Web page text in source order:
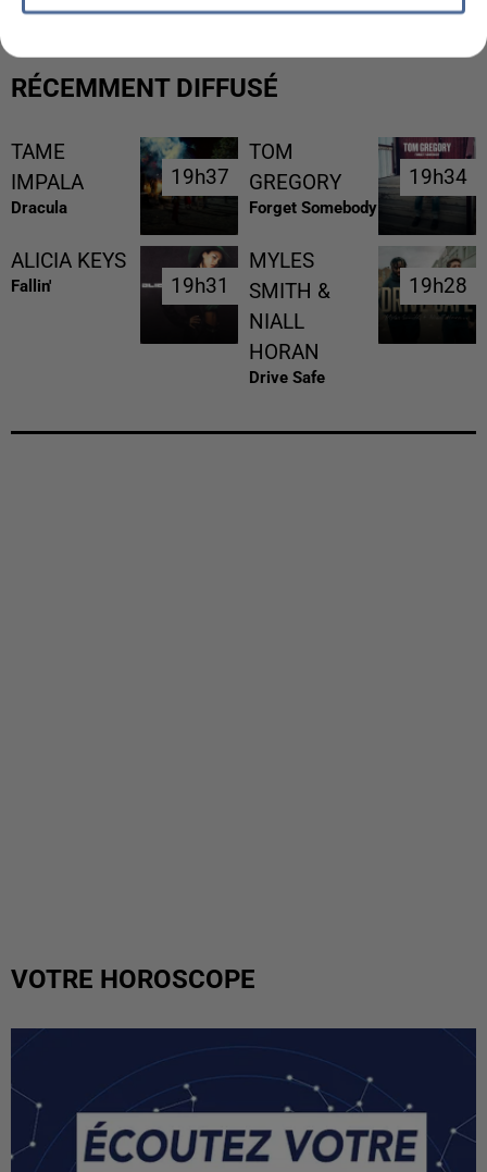
RÉCEMMENT DIFFUSÉ
TAME
IMPALA
Dracula
19h37
19h37
TOM
GREGORY
Forget Somebody
19h34
19h34
ALICIA KEYS
Fallin' 19h31
19h31
MYLES
SMITH &
NIALL
HORAN
Drive Safe
19h28
19h28
VOTRE HOROSCOPE